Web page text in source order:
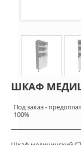
ШКАФ
Под заказ -
100%